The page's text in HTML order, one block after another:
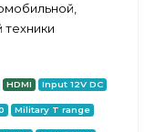
HDMI Input 12V DC
Military T range